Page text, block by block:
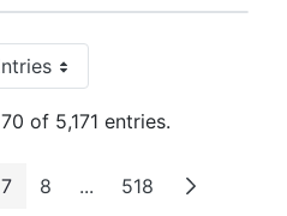
Per Page
of 5,171 entries.
Pages
Page
7 Page
8 ...Intermediate Pages
Page
518